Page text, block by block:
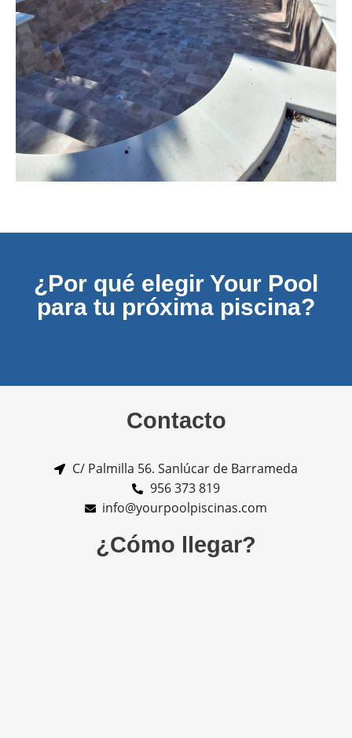
¿Por qué elegir Your Pool
para tu próxima piscina?
Contacto
C/ Palmilla 56. Sanlúcar de Barrameda
956 373 819
info@yourpoolpiscinas.com
¿Cómo llegar?